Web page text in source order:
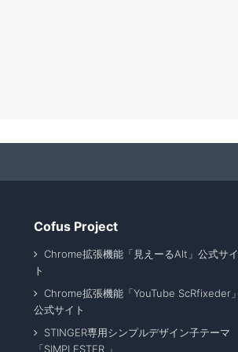
Cofus Project
Chrome拡張機能「見えーるAlt」公式サイ
ト
Chrome拡張機能「YouTube ScRfixeder」
公式サイト
STINGER専用シンプルデザイン子テーマ
「SIMPLESTER 」